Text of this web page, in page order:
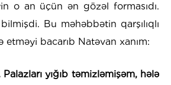
o an üçün ən gözəl formasıdı.
Bu məhəbbətin qarşılıqlı
bacarıb Natəvan xanım:
Palazları yığıb təmizləmişəm, hələ